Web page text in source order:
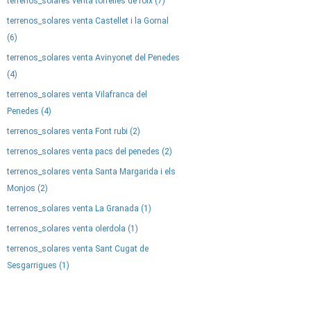
terrenos_solares venta Castellet i la Gornal
(6)
terrenos_solares venta Avinyonet del Penedes
(4)
terrenos_solares venta Vilafranca del
Penedes (4)
terrenos_solares venta Font rubi (2)
terrenos_solares venta pacs del penedes (2)
terrenos_solares venta Santa Margarida i els
Monjos (2)
terrenos_solares venta La Granada (1)
terrenos_solares venta olerdola (1)
terrenos_solares venta Sant Cugat de
Sesgarrigues (1)